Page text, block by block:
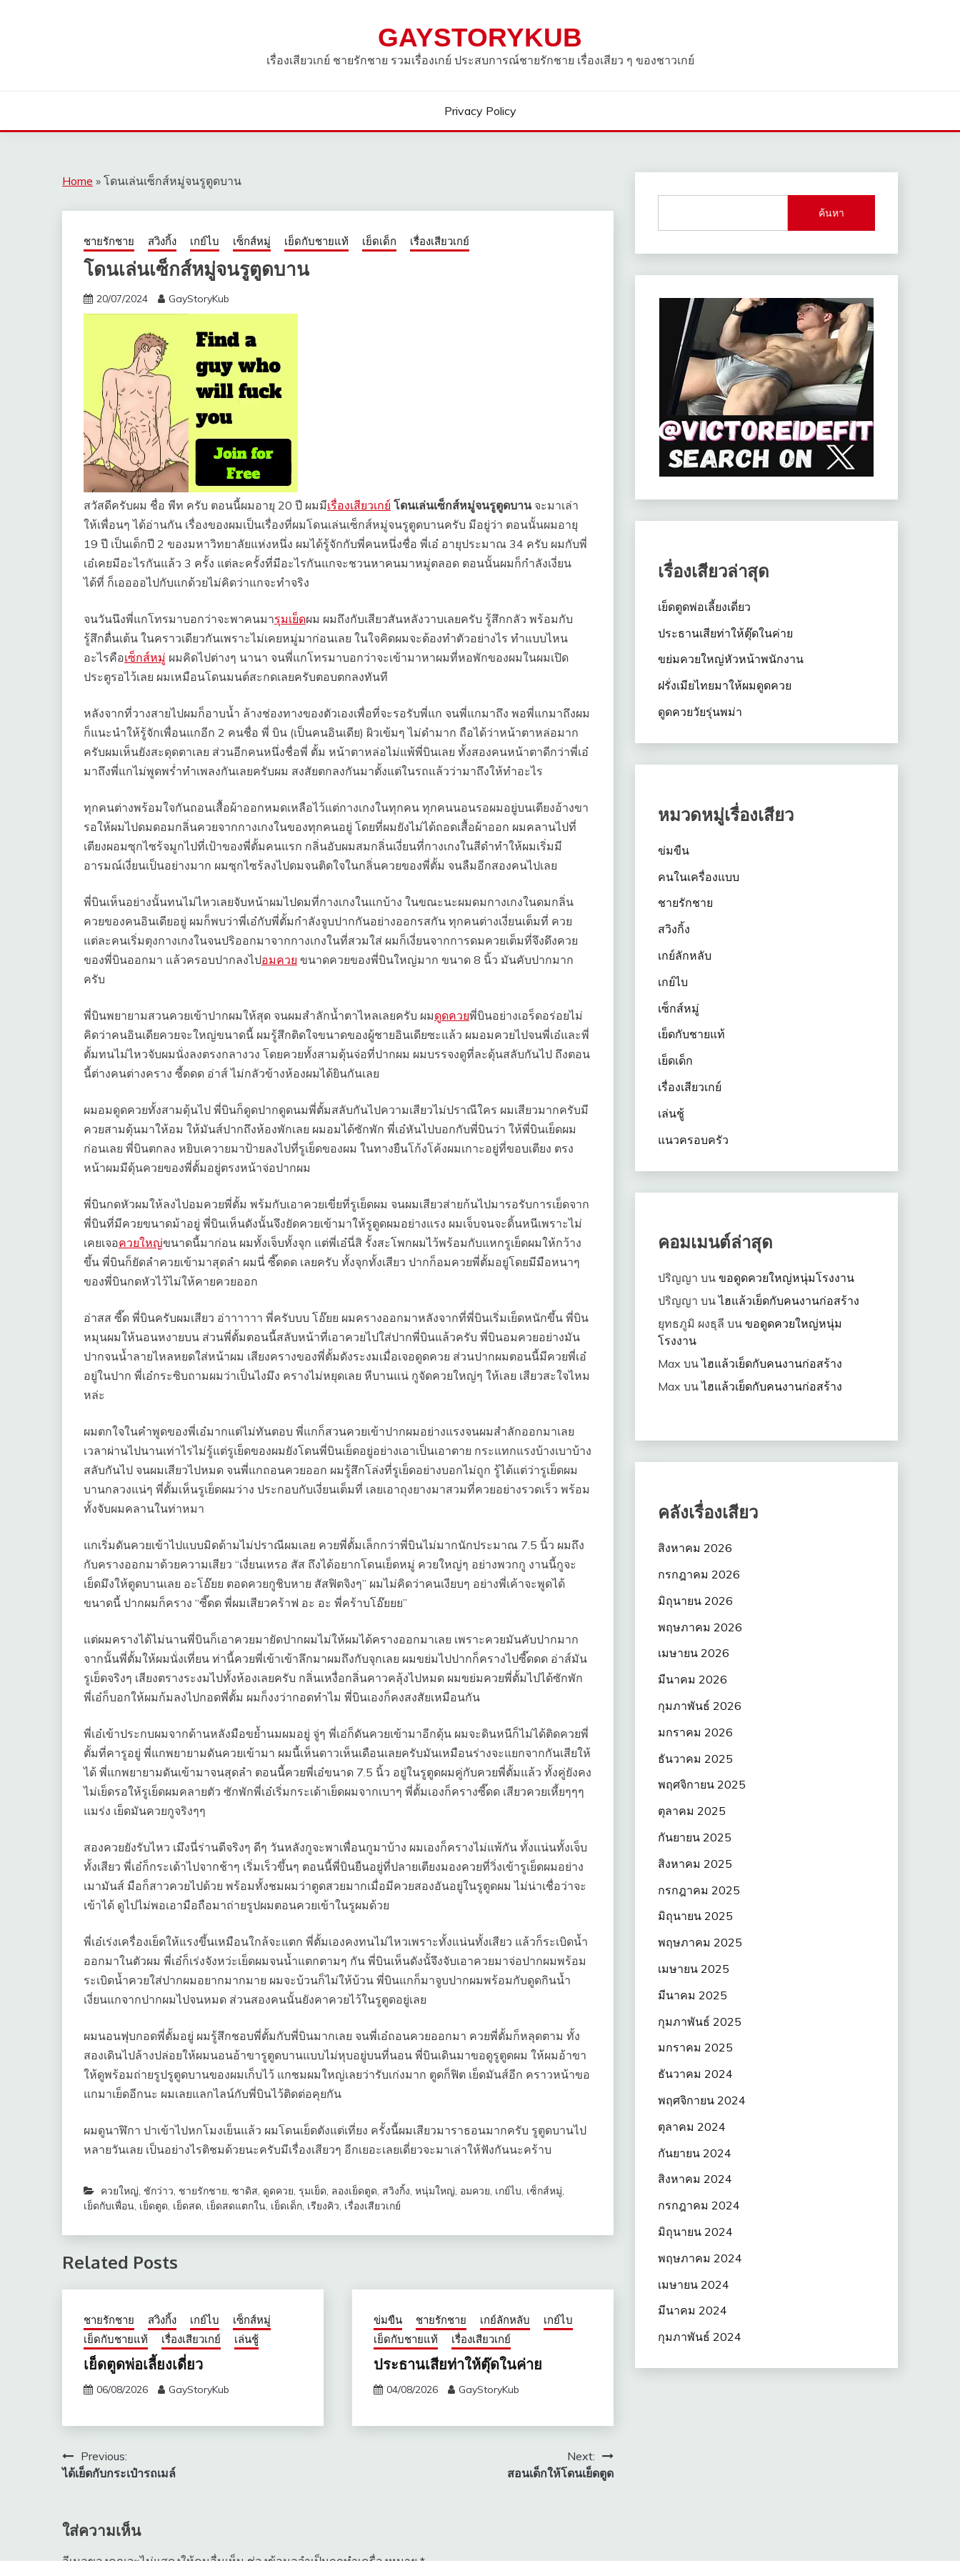
GAYSTORYKUB
เรื่องเสียวเกย์ ชายรักชาย รวมเรื่องเกย์ ประสบการณ์ชายรักชาย เรื่องเสียว ๆ ของชาวเกย์
Privacy Policy
Home » โดนเล่นเซ็กส์หมู่จนรูตูดบาน
ชายรักชาย สวิงกิ้ง เกย์ไบ เซ็กส์หมู่ เย็ดกับชายแท้ เย็ดเด็ก เรื่องเสียวเกย์
โดนเล่นเซ็กส์หมู่จนรูตูดบาน
20/07/2024 GayStoryKub
สวัสดีครับผม ชื่อ พีท ครับ ตอนนี้ผมอายุ 20 ปี ผมมีเรื่องเสียวเกย์ โดนเล่นเซ็กส์หมู่จนรูตูดบานจะมาเล่า
ให้เพื่อนๆ ได้อ่านกัน เรื่องของผมเป็นเรื่องที่ผมโดนเล่นเซ็กส์หมู่จนรูตูดบานครับ มีอยู่ว่า ตอนนั้นผมอายุ
19 ปี เป็นเด็กปี 2 ของมหาวิทยาลัยแห่งหนึ่ง ผมได้รู้จักกับพี่คนหนึ่งชื่อ พี่เอ๋ อายุประมาณ 34 ครับ ผมกับพี่
เอ๋เคยมีอะไรกันแล้ว 3 ครั้ง แต่ละครั้งที่มีอะไรกันแกจะชวนหาคนมาหมู่ตลอด ตอนนั้นผมก็กำลังเงี่ยน
ได้ที่ ก็เออออไปกับแกด้วยไม่คิดว่าแกจะทำจริง
จนวันนึงพี่แกโทรมาบอกว่าจะพาคนมารุมเย็ดผม ผมถึงกับเสียวสันหลังวาบเลยครับ รู้สึกกลัว พร้อมกับ
รู้สึกตื่นเต้น ในคราวเดียวกันเพราะไม่เคยหมู่มาก่อนเลย ในใจคิดผมจะต้องทำตัวอย่างไร ทำแบบไหน
อะไรคือเซ็กส์หมู่ ผมคิดไปต่างๆ นานา จนพี่แกโทรมาบอกว่าจะเข้ามาหาผมที่หอพักของผมในผมเปิด
ประตูรอไว้เลย ผมเหมือนโดนมนต์สะกดเลยครับตอบตกลงทันที
หลังจากที่วางสายไปผมก็อาบน้ำ ล้างช่องทางของตัวเองเพื่อที่จะรอรับพี่แก จนพี่แกมาถึง พอพี่แกมาถึงผม
ก็แนะนำให้รู้จักเพื่อนแกอีก 2 คนชื่อ พี่ บิน (เป็นคนอินเดีย) ผิวเข้มๆ ไม่ดำมาก ถือได้ว่าหน้าตาหล่อมาก
ครับผมเห็นยังสะดุดตาเลย ส่วนอีกคนหนึ่งชื่อพี่ ตั้ม หน้าตาหล่อไม่แพ้พี่บินเลย ทั้งสองคนหน้าตาดีกว่าพี่เอ๋
มาถึงพี่แกไม่พูดพร่ำทำเพลงกันเลยครับผม สงสัยตกลงกันมาตั้งแต่ในรถแล้วว่ามาถึงให้ทำอะไร
ทุกคนต่างพร้อมใจกันถอนเสื้อผ้าออกหมดเหลือไว้แต่กางเกงในทุกคน ทุกคนนอนรอผมอยู่บนเตียงอ้างขา
รอให้ผมไปดมดอมกลิ่นควยจากกางเกงในของทุกคนอยู่ โดยที่ผมยังไม่ได้ถอดเสื้อผ้าออก ผมคลานไปที่
เตียงผอมซุกไซร้จมูกไปที่เป้าของพี่ตั้มคนแรก กลิ่นอับผมสมกลิ่นเงี่ยนที่กางเกงในสีดำทำให้ผมเริ่มมี
อารมณ์เงี่ยนเป็นอย่างมาก ผมซุกไซร้ลงไปดมจนติดใจในกลิ่นควยของพี่ตั้ม จนลืมอีกสองคนไปเลย
พี่บินเห็นอย่างนั้นทนไม่ไหวเลยจับหน้าผมไปดมที่กางเกงในแกบ้าง ในขณะนะผมดมกางเกงในดมกลิ่น
ควยของคนอินเดียอยู่ ผมก็พบว่าพี่เอ๋กับพี่ตั้มกำลังจูบปากกันอย่างออกรสกัน ทุกคนต่างเงี่ยนเต็มที่ ควย
แต่ละคนเริ่มตุงกางเกงในจนปริออกมาจากกางเกงในที่สวมใส่ ผมก็เงี่ยนจากการดมควยเต็มที่จึงดึงควย
ของพี่บินออกมา แล้วครอบปากลงไปอมควย ขนาดควยของพี่บินใหญ่มาก ขนาด 8 นิ้ว มันคับปากมาก
ครับ
พี่บินพยายามสวนควยเข้าปากผมให้สุด จนผมสำลักน้ำตาไหลเลยครับ ผมดูดควยพี่บินอย่างเอร็ดอร่อยไม่
คิดว่าคนอินเดียควยจะใหญ่ขนาดนี้ ผมรู้สึกติดใจขนาดของผู้ชายอินเดียซะแล้ว ผมอมควยไปจนพี่เอ๋และพี่
ตั้มทนไม่ไหวจับผมนั่งลงตรงกลางวง โดยควยทั้งสามดุ้นจ่อที่ปากผม ผมบรรจงดูที่ละดุ้นสลับกันไป ถึงตอน
นี้ต่างคนต่างคราง ซี้ดดด อ่าส์ ไม่กลัวข้างห้องผมได้ยินกันเลย
ผมอมดูดควยทั้งสามดุ้นไป พี่บินก็ดูดปากดูดนมพี่ตั้มสลับกันไปความเสียวไม่ปราณีใคร ผมเสียวมากครับมี
ควยสามดุ้นมาให้อม ให้มันส์ปากถึงห้องพักเลย ผมอมได้ซักพัก พี่เอ๋หันไปบอกกับพี่บินว่า ให้พี่บินเย็ดผม
ก่อนเลย พี่บินตกลง หยิบเควายมาป้ายลงไปที่รูเย็ดของผม ในทางยืนโก้งโค้งผมเกาะอยู่ที่ขอบเตียง ตรง
หน้าผมมีดุ้นควยของพี่ตั้มอยู่ตรงหน้าจ่อปากผม
พี่บินกดหัวผมให้ลงไปอมควยพี่ตั้ม พร้มกับเอาควยเขี่ยที่รูเย็ดผม จนผมเสียวส่ายก้นไปมารอรับการเย็ดจาก
พี่บินที่มีควยขนาดม้าอยู่ พี่บินเห็นดังนั้นจึงยัดควยเข้ามาให้รูตูดผมอย่างแรง ผมเจ็บจนจะดิ้นหนีเพราะไม่
เคยเจอควยใหญ่ขนาดนี้มาก่อน ผมทั้งเจ็บทั้งจุก แต่พี่เอ๋นี่สิ รั้งสะโพกผมไว้พร้อมกับแหกรูเย็ดผมให้กว้าง
ขึ้น พี่บินก็ยัดลำควยเข้ามาสุดลำ ผมนี่ ซี๊ดดด เลยครับ ทั้งจุกทั้งเสียว ปากก็อมควยพี่ตั้มอยู่โดยมีมือหนาๆ
ของพี่บินกดหัวไว้ไม่ให้คายควยออก
อ่าสส ซี๊ด พี่บินครับผมเสียว อ่าาาาาา พี่ครับบบ โอ๊ยย ผมครางออกมาหลังจากที่พี่บินเริ่มเย็ดหนักขึ้น พี่บิน
หมุนผมให้นอนหงายบน ส่วนพี่ตั้มตอนนี้สลับหน้าที่เอาควยไปใส่ปากพี่บินแล้วครับ พี่บินอมควยอย่างมัน
ปากจนน้ำลายไหลหยดใส่หน้าผม เสียงครางของพี่ตั้มดังระงมเมื่อเจอดูดควย ส่วนปากผมตอนนี้มีควยพี่เอ๋
อยู่ในปาก พี่เอ๋กระซิบถามผมว่าเป็นไงมึง ครางไม่หยุดเลย หีบานแน่ กูจัดควยใหญ่ๆ ให้เลย เสียวสะใจไหม
หล่ะ
ผมตกใจในคำพูดของพี่เอ๋มากแต่ไม่ทันตอบ พี่แกก็สวนควยเข้าปากผมอย่างแรงจนผมสำลักออกมาเลย
เวลาผ่านไปนานเท่าไรไม่รู้แต่รูเย็ดของผมยังโดนพี่บินเย็ดอยู่อย่างเอาเป็นเอาตาย กระแทกแรงบ้างเบาบ้าง
สลับกันไป จนผมเสียวไปหมด จนพี่แกถอนควยออก ผมรู้สึกโล่งที่รูเย็ดอย่างบอกไม่ถูก รู้ได้แต่ว่ารูเย็ดผม
บานกลวงแน่ๆ พี่ตั้มเห็นรูเย็ดผมว่าง ประกอบกับเงี่ยนเต็มที่ เลยเอาถุงยางมาสวมที่ควยอย่างรวดเร็ว พร้อม
ทั้งจับผมคลานในท่าหมา
แกเริ่มดันควยเข้าไปแบบมิดด้ามไม่ปราณีผมเลย ควยพี่ตั้มเล็กกว่าพี่บินไม่มากนักประมาณ 7.5 นิ้ว ผมถึง
กับครางออกมาด้วยความเสียว “เงี่ยนเหรอ สัส ถึงได้อยากโดนเย็ดหมู่ ควยใหญ่ๆ อย่างพวกกู งานนี้กูจะ
เย็ดมึงให้ตูดบานเลย อะโอ๊ยย ตอดควยกูชิบหาย สัสฟิตจิงๆ” ผมไม่คิดว่าคนเงียบๆ อย่างพี่เค้าจะพูดได้
ขนาดนี้ ปากผมก็คราง “ซี๊ดด พี่ผมเสียวคร้าฟ อะ อะ พี่คร้าบโอ๊ยยย”
แต่ผมครางได้ไม่นานพี่บินก็เอาควยมายัดปากผมไม่ให้ผมได้ครางออกมาเลย เพราะควยมันคับปากมาก
จากนั้นพี่ตั้มให้ผมนั่งเที่ยน ท่านี้ควยพี่เข้าเข้าลึกมาผมถึงกับจุกเลย ผมขย่มไปปากก็ครางไปซี๊ดดด อ่าส์มัน
รูเย็ดจริงๆ เสียงตรางระงมไปทั้งห้องเลยครับ กลิ่นเหงื่อกลิ่นคาวคลุ้งไปหมด ผมขย่มควยพี่ตั้มไปได้ซักพัก
พี่เอ๋ก็บอกให้ผมก้มลงไปกอดพี่ตั้ม ผมก็งงว่ากอดทำไม พี่บินเองก็คงสงสัยเหมือนกัน
พี่เอ๋เข้าประกบผมจากด้านหลังมือขย้ำนมผมอยู่ จู่ๆ พี่เอ่ก็ดันควยเข้ามาอีกดุ้น ผมจะดินหนีก็ไม่ได้ติดควยพี่
ตั้มที่คารูอยู่ พี่แกพยายามดันควยเข้ามา ผมนี้เห็นดาวเห็นเดือนเลยครับมันเหมือนร่างจะแยกจากกันเสียให้
ได้ พี่แกพยายามดันเข้ามาจนสุดลำ ตอนนี้ควยพี่เอ๋ขนาด 7.5 นิ้ว อยู่ในรูตูดผมคู่กับควยพี่ตั้มแล้ว ทั้งคู่ยังคง
ไม่เย็ดรอให้รูเย็ดผมคลายตัว ซักพักพี่เอ๋เริ่มกระเด้าเย็ดผมจากเบาๆ พี่ตั้มเองก็ครางซี๊ดด เสียวควยเหี้ยๆๆๆ
แมร่ง เย็ดมันควยกูจริงๆๆ
สองควยยังรับไหว เมึงนี่ร่านดีจริงๆ ดีๆ วันหลังกูจะพาเพื่อนกูมาบ้าง ผมเองก็ครางไม่แพ้กัน ทั้งแน่นทั้งเจ็บ
ทั้งเสียว พี่เอ๋ก็กระเด้าไปจากช้าๆ เริ่มเร็วขึ้นๆ ตอนนี้พี่บินยืนอยู่ที่ปลายเตียงมองควยที่วิ่งเข้ารูเย็ดผมอย่าง
เมามันส์ มือก็สาวควยไปด้วย พร้อมทั้งชมผมว่าตูดสวยมากเมื่อมีควยสองอันอยู่ในรูตูดผม ไม่น่าเชื่อว่าจะ
เข้าได้ ดูไปไม่พอเอามือถือมาถ่ายรูปผมตอนควยเข้าในรูผมด้วย
พี่เอ๋เร่งเครื่องเย็ดให้แรงขึ้นเหมือนใกล้จะแตก พี่ตั้มเองคงทนไม่ไหวเพราะทั้งแน่นทั้งเสียว แล้วก็ระเบิดน้ำ
ออกมาในตัวผม พี่เอ๋ก็เร่งจังหว่ะเย็ดผมจนน้ำแตกตามๆ กัน พี่บินเห็นดังนั้จึงจับเอาควยมาจ่อปากผมพร้อม
ระเบิดน้ำควยใส่ปากผมอยากมากมาย ผมจะบ้วนก็ไม่ให้บ้วน พี่บินแกก็มาจูบปากผมพร้อมกับดูดกินน้ำ
เงี่ยนแกจากปากผมไปจนหมด ส่วนสองคนนั้นยังคาควยไว้ในรูตูดอยู่เลย
ผมนอนฟุบกอดพี่ตั้มอยู่ ผมรู้สึกชอบพี่ตั้มกับพี่บินมากเลย จนพี่เอ๋ถอนควยออกมา ควยพี่ตั้มก็หลุดตาม ทั้ง
สองเดินไปล้างปล่อยให้ผมนอนอ้าขารูตูดบานแบบไม่หุบอยู่บนที่นอน พี่บินเดินมาขอดูรูตูดผม ให้ผมอ้าขา
ให้ดูพร้อมถ่ายรูปรูตูดบานของผมเก็บไว้ แกชมผมใหญ่เลยว่ารับเก่งมาก ตูดก็ฟิต เย็ดมันส์อีก คราวหน้าขอ
แกมาเย็ดอีกนะ ผมเลยแลกไลน์กับพี่บินไว้ติดต่อคุยกัน
ผมดูนาฬิกา ปาเข้าไปหกโมงเย็นแล้ว ผมโดนเย็ดตังแต่เที่ยง ครั้งนี้ผมเสียวมาราธอนมากครับ รูตูดบานไป
หลายวันเลย เป็นอย่างไรติชมด้วยนะครับมีเรื่องเสียวๆ อีกเยอะเลยเดี่ยวจะมาเล่าให้ฟังกันนะคร้าบ
ควยใหญ่, ชักว่าว, ชายรักชาย, ซาดิส, ดูดควย, รุมเย็ด, ลองเย็ดตูด, สวิงกิ้ง, หนุ่มใหญ่, อมควย, เกย์ไบ, เซ็กส์หมู่,
เย็ดกับเพื่อน, เย็ดตูด, เย็ดสด, เย็ดสดแตกใน, เย็ดเด็ก, เรียงคิว, เรื่องเสียวเกย์
Related Posts
ชายรักชาย สวิงกิ้ง เกย์ไบ
เซ็กส์หมู่
เย็ดกับชายแท้
เรื่องเสียวเกย์ เล่นชู้
เย็ดตูดพ่อเลี้ยงเดี่ยว
06/08/2026 GayStoryKub
ข่มขืน ชายรักชาย เกย์ลักหลับ
เกย์ไบ
เย็ดกับชายแท้
เรื่องเสียวเกย์
ประธานเสียท่าให้ตุ๊ดในค่าย
04/08/2026 GayStoryKub
แนะแนว
เรื่อง
Previous:
ได้เย็ดกับกระเป๋ารถเมล์
Next:
สอนเด็กให้โดนเย็ดตูด
ใส่ความเห็น
ค้นหา
เรื่องเสียวล่าสุด
เย็ดตูดพ่อเลี้ยงเดี่ยว
ประธานเสียท่าให้ตุ๊ดในค่าย
ขย่มควยใหญ่หัวหน้าพนักงาน
ฝรั่งเมียไทยมาให้ผมดูดควย
ดูดควยวัยรุ่นพม่า
หมวดหมู่เรื่องเสียว
ข่มขืน
คนในเครื่องแบบ
ชายรักชาย
สวิงกิ้ง
เกย์ลักหลับ
เกย์ไบ
เซ็กส์หมู่
เย็ดกับชายแท้
เย็ดเด็ก
เรื่องเสียวเกย์
เล่นชู้
แนวครอบครัว
คอมเมนต์ล่าสุด
ปริญญา บน ขอดูดควยใหญ่หนุ่มโรงงาน
ปริญญา บนไฮแล้วเย็ดกับคนงานก่อสร้าง
ยุทธภูมิ ผงธุลี บน ขอดูดควยใหญ่หนุ่ม
โรงงาน
Max บนไฮแล้วเย็ดกับคนงานก่อสร้าง
Max บนไฮแล้วเย็ดกับคนงานก่อสร้าง
คลังเรื่องเสียว
สิงหาคม 2026
กรกฎาคม 2026
มิถุนายน 2026
พฤษภาคม 2026
เมษายน 2026
มีนาคม 2026
กุมภาพันธ์ 2026
มกราคม 2026
ธันวาคม 2025
พฤศจิกายน 2025
ตุลาคม 2025
กันยายน 2025
สิงหาคม 2025
กรกฎาคม 2025
มิถุนายน 2025
พฤษภาคม 2025
เมษายน 2025
มีนาคม 2025
กุมภาพันธ์ 2025
มกราคม 2025
ธันวาคม 2024
พฤศจิกายน 2024
ตุลาคม 2024
กันยายน 2024
สิงหาคม 2024
กรกฎาคม 2024
มิถุนายน 2024
พฤษภาคม 2024
เมษายน 2024
มีนาคม 2024
กุมภาพันธ์ 2024